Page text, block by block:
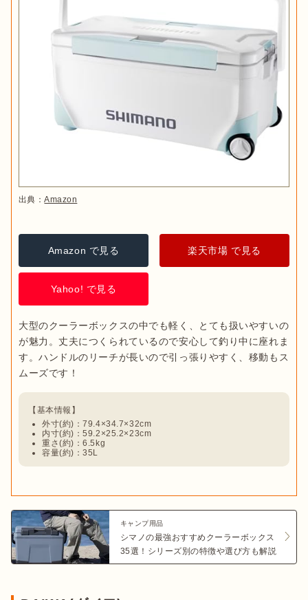
出典：Amazon
Amazon で見る 楽天市場 で見る
Yahoo! で見る
大型のクーラーボックスの中でも軽く、とても扱いやすいの
が魅力。丈夫につくられているので安心して釣り中に座れま
す。ハンドルのリーチが長いので引っ張りやすく、移動もス
外寸(約)：79.4×34.7×32cm
内寸(約)：59.2×25.2×23cm
重さ(約)：6.5kg
容量(約)：35L
キャンプ用品
シマノの最強おすすめクーラーボックス
35選！シリーズ別の特徴や選び方も解説